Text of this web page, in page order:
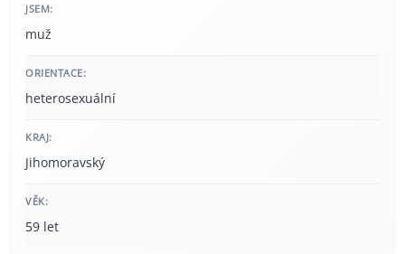
JSEM:
muž
ORIENTACE:
heterosexuální
KRAJ:
Jihomoravský
VĚK:
59 let